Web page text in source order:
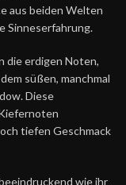
aus beiden Welten
Sinneserfahrung.
die erdigen Noten,
süßen, manchmal
Diese
tiefen Geschmack
wie ihr